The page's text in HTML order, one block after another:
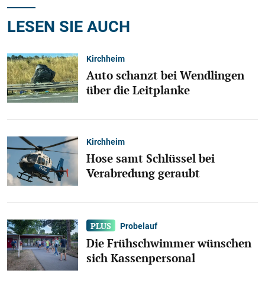
LESEN SIE AUCH
Kirchheim
Auto schanzt bei Wendlingen
über die Leitplanke
Kirchheim
Hose samt Schlüssel bei
Verabredung geraubt
Probelauf
Die Frühschwimmer wünschen
sich Kassenpersonal